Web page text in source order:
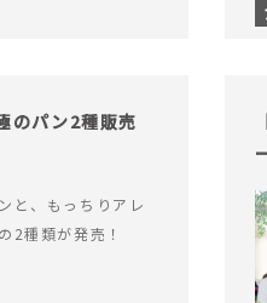
のパン2種販売
と、もっちりアレ
2種類が発売！